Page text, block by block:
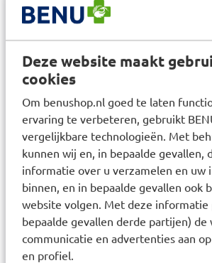
Deze website maakt
cookies
Om benushop.nl goed te laten
ervaring te verbeteren, gebruikt
vergelijkbare technologieën. Met
kunnen wij en, in bepaalde gevallen,
informatie over u verzamelen en uw
binnen, en in bepaalde gevallen ook
website volgen. Met deze informatie
bepaalde gevallen derde partijen) de
communicatie en advertenties aan
en profiel.
dan voor gebruik van het
arts.
Raadplegen huisarts
Raadpleeg uw huisarts als u langer
weken klachten heeft of als de
worden. Op benuapotheek.nl vind
informatie over klachten, ziektes en
geneesmiddelen.
Heeft u persoonlijk advies
Wij adviseren u niet verder te gaan
bestelling van dit geneesmiddel
onbeantwoorde vragen heeft. Voor